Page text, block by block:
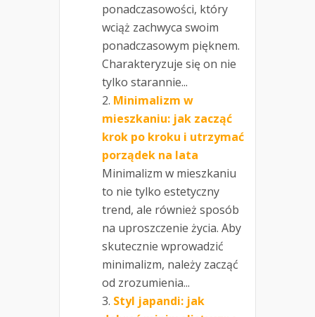
ponadczasowości, który
wciąż zachwyca swoim
ponadczasowym pięknem.
Charakteryzuje się on nie
tylko starannie...
Minimalizm w
mieszkaniu: jak zacząć
krok po kroku i utrzymać
porządek na lata
Minimalizm w mieszkaniu
to nie tylko estetyczny
trend, ale również sposób
na uproszczenie życia. Aby
skutecznie wprowadzić
minimalizm, należy zacząć
od zrozumienia...
Styl japandi: jak